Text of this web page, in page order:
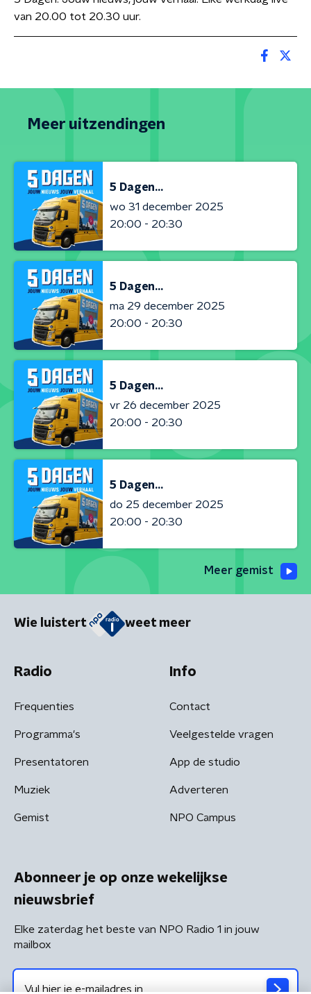
van 20.00 tot 20.30 uur.
Meer uitzendingen
5 Dagen...
wo 31 december 2025
20:00 - 20:30
5 Dagen...
ma 29 december 2025
20:00 - 20:30
5 Dagen...
vr 26 december 2025
20:00 - 20:30
5 Dagen...
do 25 december 2025
20:00 - 20:30
Meer gemist
Wie luistert weet meer
Radio
Frequenties
Programma's
Presentatoren
Muziek
Gemist
Info
Contact
Veelgestelde vragen
App de studio
Adverteren
NPO Campus
Abonneer je op onze wekelijkse
nieuwsbrief
Elke zaterdag het beste van NPO Radio 1 in jouw
mailbox